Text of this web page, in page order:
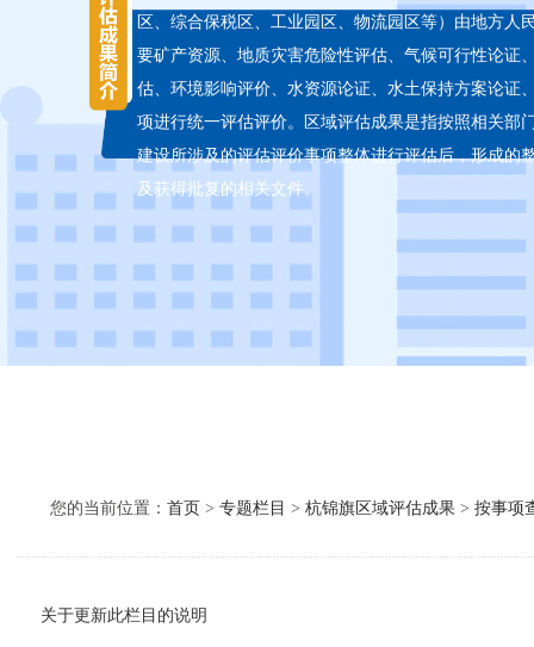
区、综合保税区、工业园区、物流园区等）由地方人
要矿产资源、地质灾害危险性评估、气候可行性论证
估、环境影响评价、水资源论证、水土保持方案论证
项进行统一评估评价。区域评估成果是指按照相关部
建设所涉及的评估评价事项整体进行评估后，形成的
及获得批复的相关文件。
您的当前位置： 首页 > 专题栏目 > 杭锦旗区域评估成果 > 按事项
关于更新此栏目的说明